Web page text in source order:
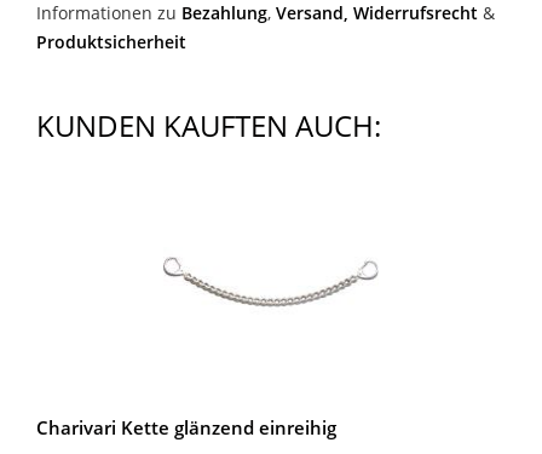
Informationen zu Bezahlung, Versand, Widerrufsrecht &
Produktsicherheit
KUNDEN KAUFTEN AUCH:
Charivari Kette glänzend einreihig